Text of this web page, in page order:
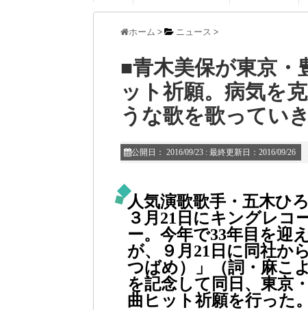
ホーム > ニュース >
■青木美保が東京・
ット祈願。病気を
うな歌を歌ってい
公開日： 2016/09/23 : 最終更新日：2016/09/26
人気演歌歌手・五木ひ
３月21日にキングレコ
ー。今年で33年目を迎
が、９月21日に同社か
つばめ）」（詞・麻こ
を記念して同日、東京
曲ヒット祈願を行った。